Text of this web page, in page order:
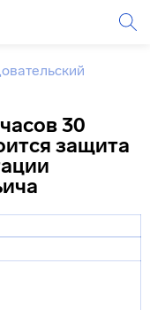
30
защита